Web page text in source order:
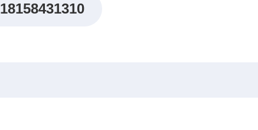
18158431310